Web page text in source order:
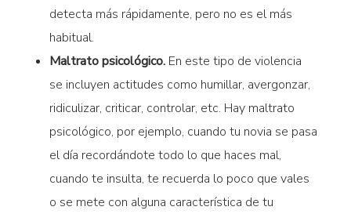
detecta más rápidamente, pero no es el más
habitual.
Maltrato psicológico.En este tipo de violencia
se incluyen actitudes como humillar, avergonzar,
ridiculizar, criticar, controlar, etc. Hay maltrato
psicológico, por ejemplo, cuando tu novia se pasa
el día recordándote todo lo que haces mal,
cuando te insulta, te recuerda lo poco que vales
o se mete con alguna característica de tu